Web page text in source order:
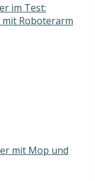
im Test:
Roboterarm
mit Mop und